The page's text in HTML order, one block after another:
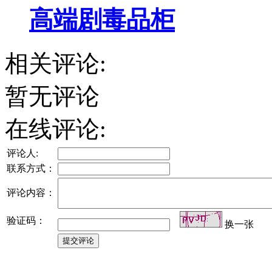
高端剧毒品柜
相关评论:
暂无评论
在线评论:
评论人:
联系方式：
评论内容：
验证码： 换一张